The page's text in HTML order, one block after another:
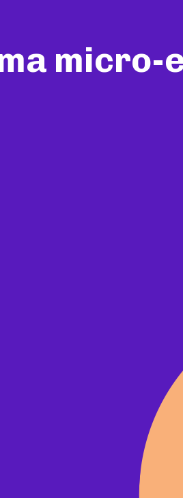
micro-